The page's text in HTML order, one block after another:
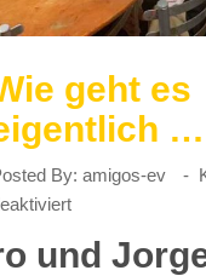
geht es
…
By: amigos-ev
für
geht
und